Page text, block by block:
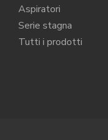
Aspiratori
Serie stagna
Tutti i prodotti